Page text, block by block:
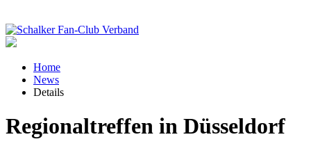
Home
News
Details
Regionaltreffen in Düsseldorf